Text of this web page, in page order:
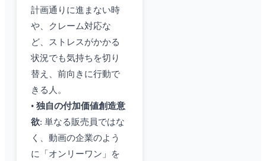
計画通りに進まない時
や、クレーム対応な
ど、ストレスがかかる
状況でも気持ちを切り
替え、前向きに行動で
きる人。
• 独自の付加価値創造意
欲: 単なる販売員ではな
く、動画の企業のよう
に「オンリーワン」を